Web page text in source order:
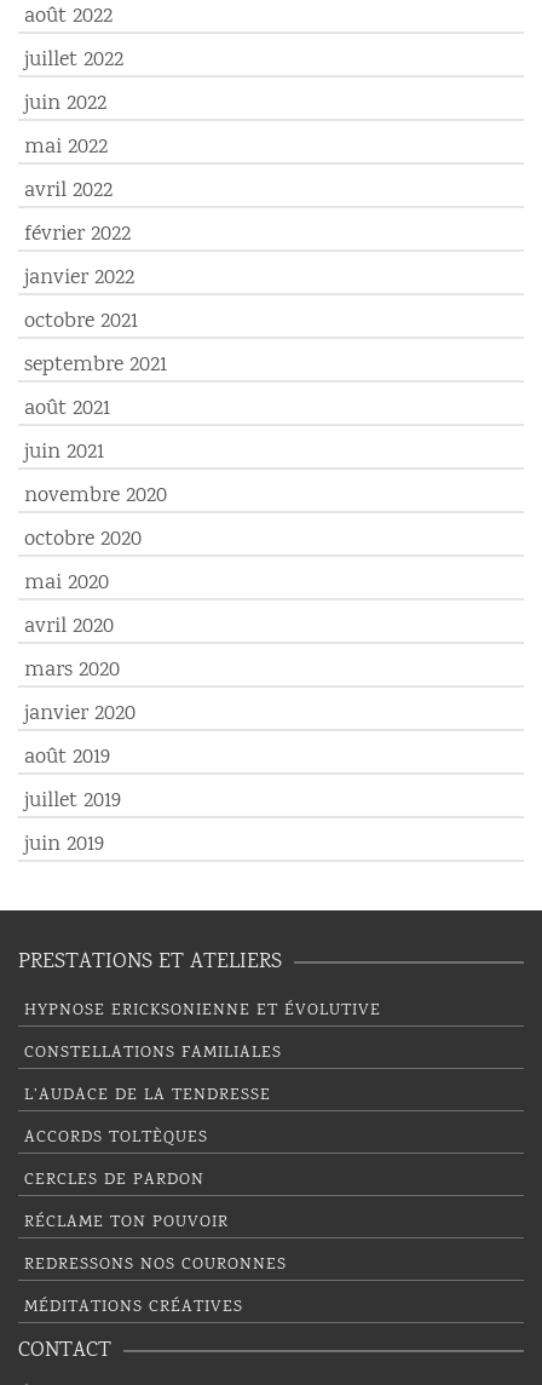
août 2022
juillet 2022
juin 2022
mai 2022
avril 2022
février 2022
janvier 2022
octobre 2021
septembre 2021
août 2021
juin 2021
novembre 2020
octobre 2020
mai 2020
avril 2020
mars 2020
janvier 2020
août 2019
juillet 2019
juin 2019
PRESTATIONS ET ATELIERS
HYPNOSE ERICKSONIENNE ET ÉVOLUTIVE
CONSTELLATIONS FAMILIALES
L’AUDACE DE LA TENDRESSE
ACCORDS TOLTÈQUES
CERCLES DE PARDON
RÉCLAME TON POUVOIR
REDRESSONS NOS COURONNES
MÉDITATIONS CRÉATIVES
CONTACT